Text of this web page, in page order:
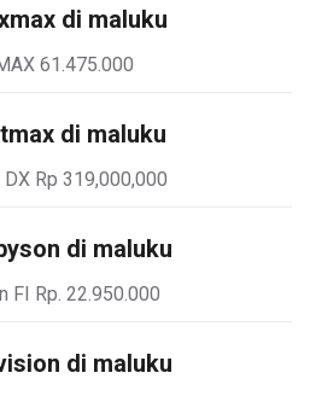
di maluku
61.475.000
di maluku
Rp 319,000,000
di maluku
FI Rp. 22.950.000
di maluku